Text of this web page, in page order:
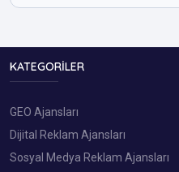
KATEGORILER
GEO Ajansları
Dijital Reklam Ajansları
Sosyal Medya Reklam Ajansları